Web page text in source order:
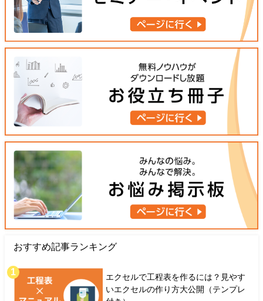
おすすめ記事ランキング
エクセルで工程表を作るには？見やす
いエクセルの作り方大公開（テンプレ